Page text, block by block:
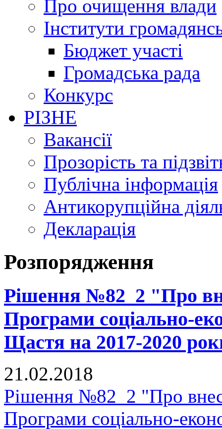
Про очищення влади
Інститути
Бюджет участі
Громадська рада
Конкурс
РІЗНЕ
Вакансії
Прозорість та
Публічна інформація
Антикорупційна
Декларація
Розпорядження
Рішення №82_2 "Про
Програми соціально-
Щастя на 2017-2020
21.02.2018
Рішення №82_2 "Про
Програми соціально-